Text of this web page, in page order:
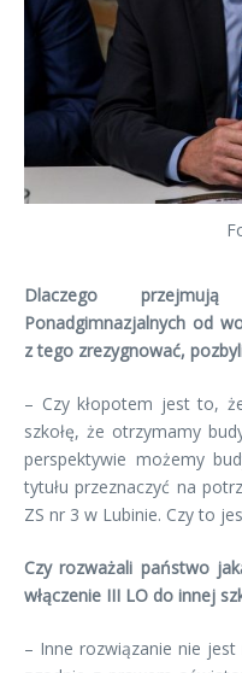
Dlaczego
Ponadgimnazjalnych od
z tego zrezygnować,
– Czy kłopotem jest to,
szkołę, że otrzymamy
perspektywie możemy
tytułu przeznaczyć na
ZS nr 3 w Lubinie. Czy to
Czy rozważali państwo
włączenie III LO do innej
– Inne rozwiązanie nie jest